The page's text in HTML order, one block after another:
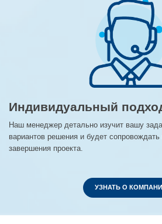
Индивидуальный
Наш менеджер детально изучит вашу
вариантов решения и будет
завершения проекта.
УЗНАТЬ О